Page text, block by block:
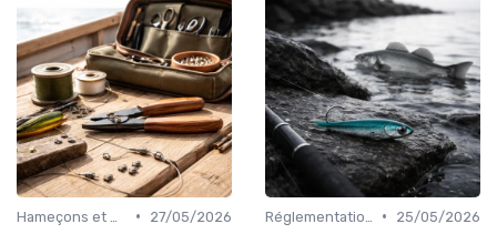
•
27/05/2026
•
25/05/2026